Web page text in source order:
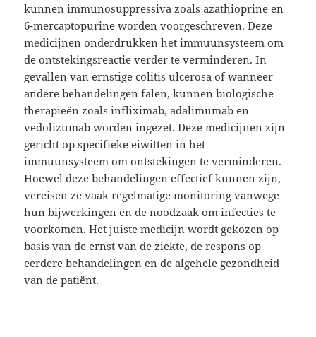
kunnen immunosuppressiva zoals azathioprine en
6-mercaptopurine worden voorgeschreven. Deze
medicijnen onderdrukken het immuunsysteem om
de ontstekingsreactie verder te verminderen. In
gevallen van ernstige colitis ulcerosa of wanneer
andere behandelingen falen, kunnen biologische
therapieën zoals infliximab, adalimumab en
vedolizumab worden ingezet. Deze medicijnen zijn
gericht op specifieke eiwitten in het
immuunsysteem om ontstekingen te verminderen.
Hoewel deze behandelingen effectief kunnen zijn,
vereisen ze vaak regelmatige monitoring vanwege
hun bijwerkingen en de noodzaak om infecties te
voorkomen. Het juiste medicijn wordt gekozen op
basis van de ernst van de ziekte, de respons op
eerdere behandelingen en de algehele gezondheid
van de patiënt.